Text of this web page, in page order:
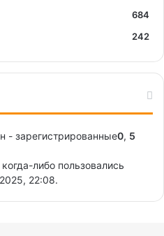
684
242
- зарегистрированные0, 5
либо пользовались
22:08.